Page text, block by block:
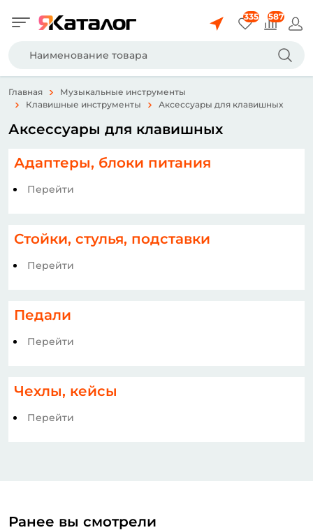
335 587
Главная
Музыкальные инструменты
Клавишные инструменты
Аксессуары для клавишных
Аксессуары для клавишных
Адаптеры, блоки питания
Перейти
Стойки, стулья, подставки
Перейти
Педали
Перейти
Чехлы, кейсы
Перейти
Ранее вы смотрели